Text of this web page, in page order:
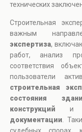
технических
Строительная
важным
экспертиза,
работ, анализ
соответствия
пользователи
строительная
состояния
конструкций
документации .